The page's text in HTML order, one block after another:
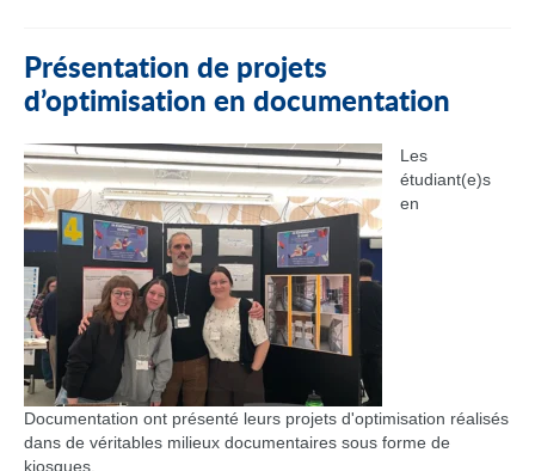
Présentation de projets
d’optimisation en documentation
Les
étudiant(e)s
en
Documentation ont présenté leurs projets d'optimisation réalisés
dans de véritables milieux documentaires sous forme de
kiosques.